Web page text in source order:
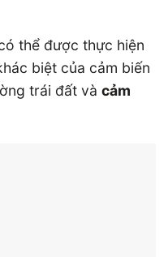
thể được thực hiện
biệt của cảm biến
trái đất và cảm